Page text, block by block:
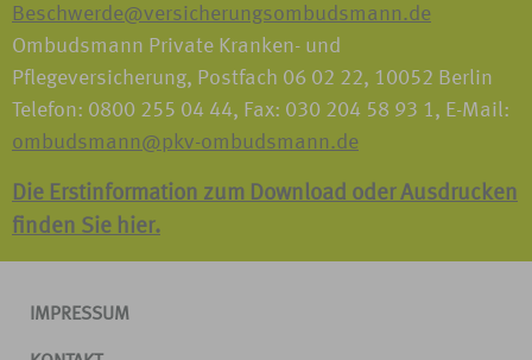
Beschwerde@versicherungsombudsmann.de
Ombudsmann Private Kranken- und
Pflegeversicherung, Postfach 06 02 22, 10052 Berlin
Telefon: 0800 255 04 44, Fax: 030 204 58 93 1, E-Mail:
ombudsmann@pkv-ombudsmann.de
Die Erstinformation zum Download oder Ausdrucken
finden Sie hier.
IMPRESSUM